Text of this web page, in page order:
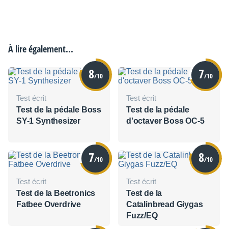
À lire également...
8/10
Test écrit
Test de la pédale Boss
SY-1 Synthesizer
7/10
Test écrit
Test de la pédale
d'octaver Boss OC-5
7/10
Test écrit
Test de la Beetronics
Fatbee Overdrive
8/10
Test écrit
Test de la
Catalinbread Giygas
Fuzz/EQ